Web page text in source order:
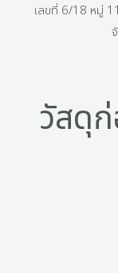
เลขที่ 6/18 หมู่
วัสดุ